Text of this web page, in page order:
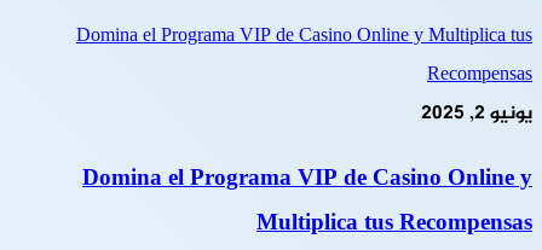
Domina el Programa VIP de Casino Online y Multiplica tus
Recompensas
يونيو 2, 2025
Domina el Programa VIP de Casino Online y
Multiplica tus Recompensas